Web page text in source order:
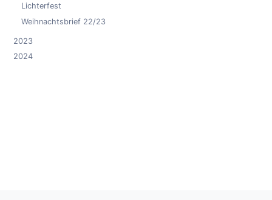
Lichterfest
Weihnachtsbrief 22/23
2023
2024